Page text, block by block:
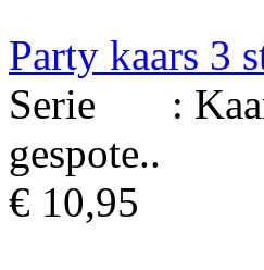
Party kaars 3
Serie :
gespote..
€ 10,95